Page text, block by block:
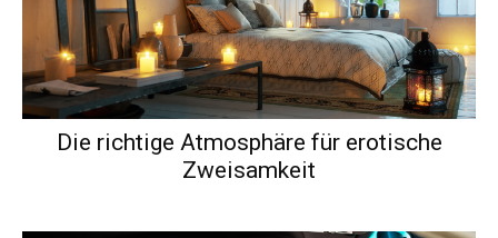
Die richtige Atmosphäre für erotische
Zweisamkeit